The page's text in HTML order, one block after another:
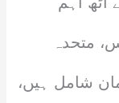
متحدہ
شامل ہیں،